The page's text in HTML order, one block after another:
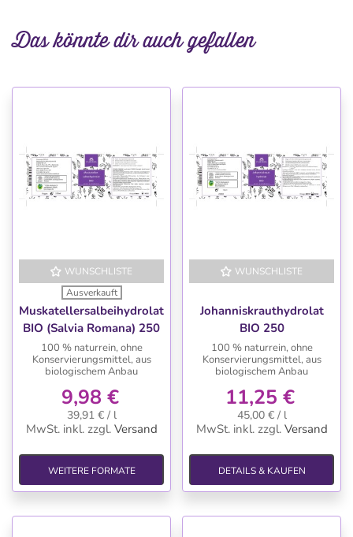
Das könnte dir auch gefallen
WUNSCHLISTE
Ausverkauft
Muskatellersalbeihydrolat
BIO (Salvia Romana) 250
ml
100 % naturrein, ohne
Konservierungsmittel, aus
biologischem Anbau
9,98 €
39,91 € / l
MwSt. inkl. zzgl. Versand
WEITERE FORMATE
WUNSCHLISTE
Johanniskrauthydrolat
BIO 250
100 % naturrein, ohne
Konservierungsmittel, aus
biologischem Anbau
11,25 €
45,00 € / l
MwSt. inkl. zzgl. Versand
DETAILS & KAUFEN